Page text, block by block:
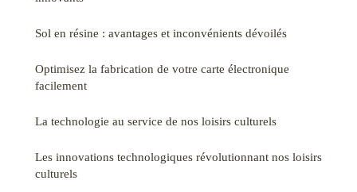
Sol en résine : avantages et inconvénients dévoilés
Optimisez la fabrication de votre carte électronique
facilement
La technologie au service de nos loisirs culturels
Les innovations technologiques révolutionnant nos loisirs
culturels